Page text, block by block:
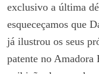
exclusivo a última
esqueceçamos que
já ilustrou os seus
patente no Amadora